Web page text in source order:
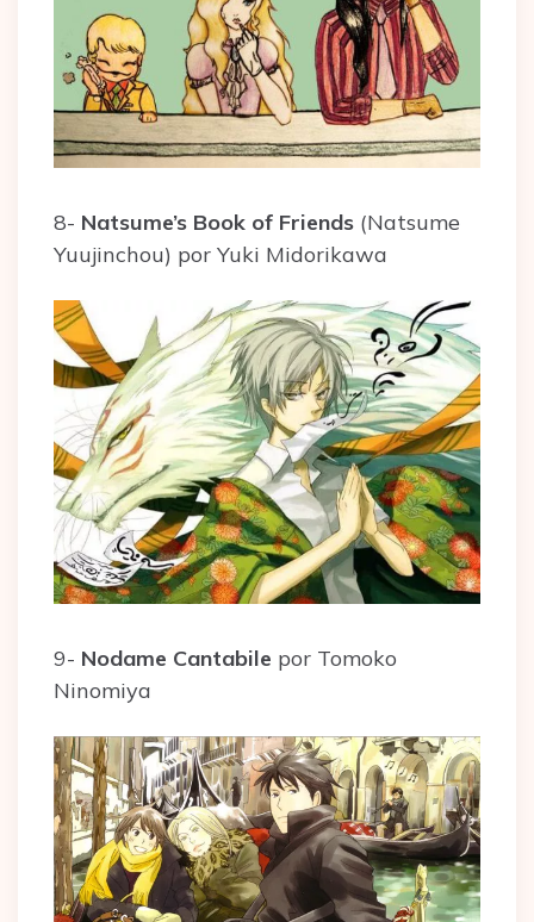
8- Natsume’s Book of Friends (Natsume
Yuujinchou) por Yuki Midorikawa
9- Nodame Cantabile por Tomoko
Ninomiya